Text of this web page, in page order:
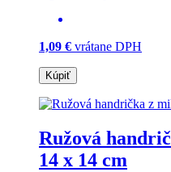
1,09 € vrátane DPH
Kúpiť
Ružová
14 x 14 cm